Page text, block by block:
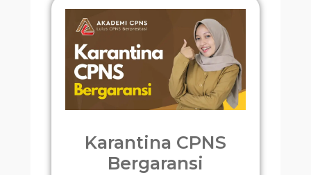
Karantina CPNS
Bergaransi